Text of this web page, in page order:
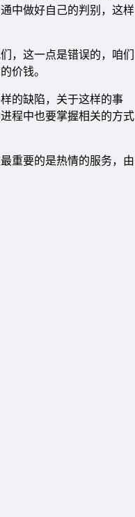
中做好自己的判别，这样
，这一点是错误的，咱们
价钱。
的缺陷，关于这样的事
程中也要掌握相关的方式
重要的是热情的服务，由